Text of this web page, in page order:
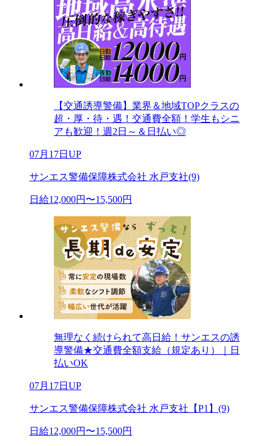
【交通誘導警備】業界＆地域TOPクラスの
超・厚・待・遇！交通費全額！学生もシニ
アも歓迎！週2日～＆日払い◎
07月17日UP
サンエス警備保障株式会社 水戸支社(9)
日給12,000円〜15,500円
無理なく続けられて高日給！サンエスの誘
導警備★交通費全額支給（規定あり）｜日
払いOK
07月17日UP
サンエス警備保障株式会社 水戸支社【P1】(9)
日給12,000円〜15,500円